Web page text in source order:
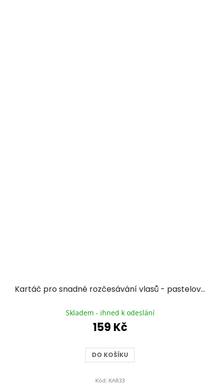
Kartáč pro snadné rozčesávání vlasů - pastelově růžový
hodnocení
produktu
je
z
5
Skladem - ihned k odeslání
159 Kč
DO KOŠÍKU
Kód: KAR33